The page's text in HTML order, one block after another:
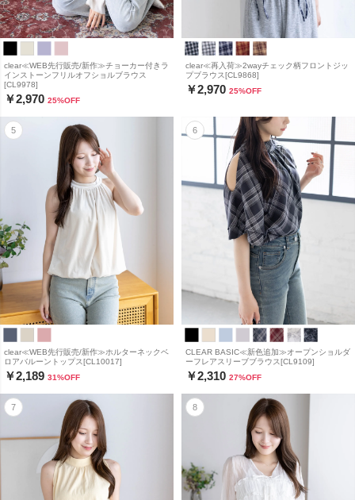
clear≪WEB先行販売/新作≫チョーカー付きラ
インストーンフリルオフショルブラウス
[CL9978]
￥2,970 25%OFF
clear≪再入荷≫2wayチェック柄フロントジッ
プブラウス[CL9868]
￥2,970 25%OFF
clear≪WEB先行販売/新作≫ホルターネックベ
ロアバルーントップス[CL10017]
￥2,189 31%OFF
CLEAR BASIC≪新色追加≫オープンショルダ
ーフレアスリーブブラウス[CL9109]
￥2,310 27%OFF